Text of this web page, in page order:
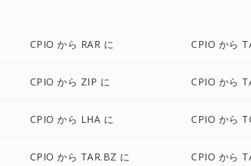
CPIO から RAR に CPIO から
CPIO から ZIP に CPIO から
CPIO から LHA に CPIO から
CPIO から TAR.BZ に CPIO から